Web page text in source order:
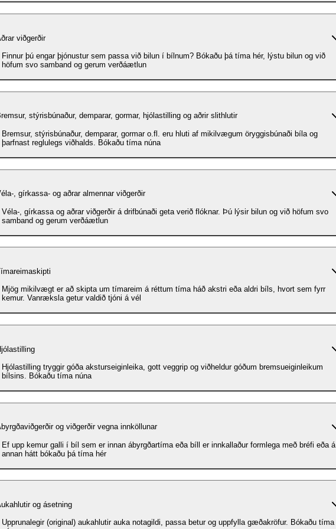
viðgerðir
Finnur þú engar þjónustur sem passa við bilun í bílnum? Bókaðu þá tíma hér, lýstu bilun og við
höfum svo samband og gerum verðáætlun
stýrisbúnaður, demparar, gormar, hjólastilling og aðrir slithlutir
Bremsur, stýrisbúnaður, demparar, gormar o.fl. eru hluti af mikilvægum öryggisbúnaði bíla og
þarfnast reglulegs viðhalds. Bókaðu tíma núna
, gírkassa- og aðrar almennar viðgerðir
Véla-, gírkassa og aðrar viðgerðir á drifbúnaði geta verið flóknar. Þú lýsir bilun og við höfum svo
samband og gerum verðáætlun
Mjög mikilvægt er að skipta um tímareim á réttum tíma háð akstri eða aldri bíls, hvort sem fyrr
kemur. Vanræksla getur valdið tjóni á vél
Hjólastilling tryggir góða aksturseiginleika, gott veggrip og viðheldur góðum bremsueiginleikum
bílsins. Bókaðu tíma núna
og viðgerðir vegna innköllunar
Ef upp kemur galli í bíl sem er innan ábyrgðartíma eða bíll er innkallaður formlega með bréfi eða á
annan hátt bókaðu þá tíma hér
og ásetning
Upprunalegir (original) aukahlutir auka notagildi, passa betur og uppfylla gæðakröfur. Bókaðu tíma